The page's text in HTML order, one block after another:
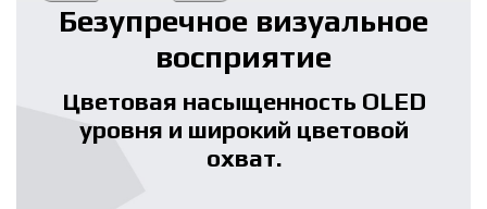
Безупречное визуальное
восприятие
Цветовая насыщенность OLED
уровня и широкий цветовой
охват.